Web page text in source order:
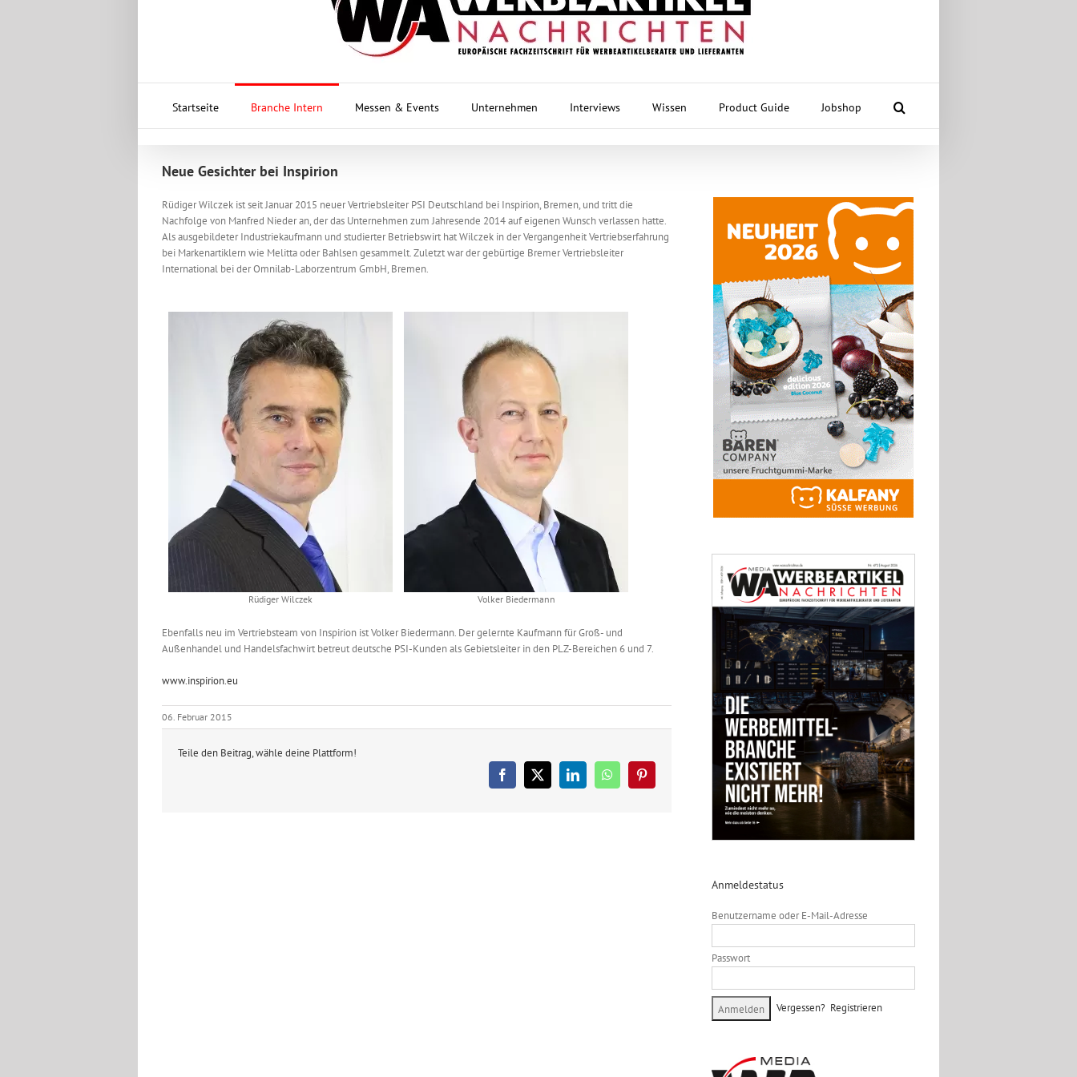
Startseite Branche Intern Messen & Events Unternehmen Interviews Wissen Product Guide Jobshop
Neue Gesichter bei Inspirion
Rüdiger Wilczek ist seit Januar 2015 neuer Vertriebsleiter PSI Deutschland bei Inspirion, Bremen, und tritt die
Nachfolge von Manfred Nieder an, der das Unternehmen zum Jahresende 2014 auf eigenen Wunsch verlassen hatte.
Als ausgebildeter Industriekaufmann und studierter Betriebswirt hat Wilczek in der Vergangenheit Vertriebserfahrung
bei Markenartiklern wie Melitta oder Bahlsen gesammelt. Zuletzt war der gebürtige Bremer Vertriebsleiter
International bei der Omnilab-Laborzentrum GmbH, Bremen.
Rüdiger Wilczek Volker Biedermann
Ebenfalls neu im Vertriebsteam von Inspirion ist Volker Biedermann. Der gelernte Kaufmann für Groß- und
Außenhandel und Handelsfachwirt betreut deutsche PSI-Kunden als Gebietsleiter in den PLZ-Bereichen 6 und 7.
www.inspirion.eu
06. Februar 2015
Teile den Beitrag, wähle deine Plattform!
Facebook
X LinkedInWhatsAppPinterest
Anmeldestatus
Benutzername oder E-Mail-Adresse
Passwort
Vergessen? Registrieren